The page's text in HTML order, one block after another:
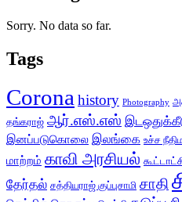
Sorry. No data so far.
Tags
Coronahistory Photography
தங்கராஜ் ஆர்.எஸ்.எஸ்
இனப்படுகொலை இலங்கை உச்ச
மாற்றம் காவி அரசியல்
தேர்தல் சத்தியராஜ் குப்புசாமி சாதி